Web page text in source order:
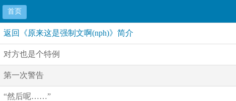
首页
返回《原来这是强制文啊(nph)》简介
对方也是个特例
第一次警告
“然后呢……”